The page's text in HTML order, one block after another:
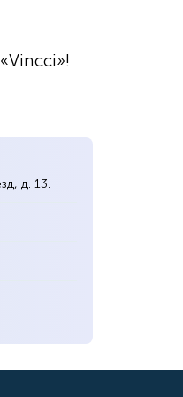
д. 13.